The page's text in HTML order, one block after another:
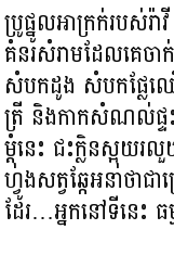
ប្រូផ្នូលអាក្រក់របស់រ៉
គំនរសំរាមដែលគេចា
សំបកដូង សំបកផ្លែឈ
ត្រី និងកាកសំណល់ផ្ទះ
ម្ដុំនេះ ជះក្លិនស្អុយ
ហ្វូងសត្វ​ឆ្កែអនាថ
ដែរ…អ្នកនៅទីនេះ ធ